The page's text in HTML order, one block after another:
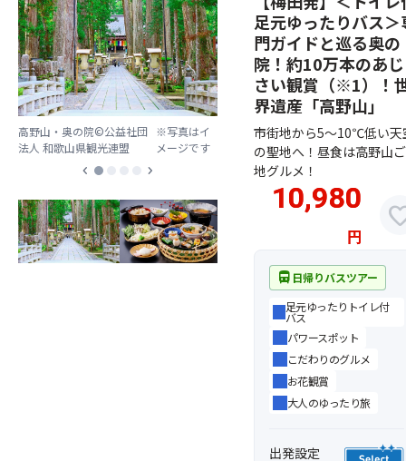
高野山・奥の院©公益社団
法人 和歌山県観光連盟
※写真はイ
メージです
chevron_left chevron_right
足元ゆったりバス＞
門ガイドと巡る奥の
院！約10万本のあじ
さい観賞（※1）！
界遺産「高野山」
市街地から5～10℃低い天
の聖地へ！昼食は高野山
地グルメ！
10,980
円
directions_bus 日帰りバスツアー
足元ゆったりトイレ付
バス
パワースポット
こだわりのグルメ
お花観賞
大人のゆったり旅
出発設定